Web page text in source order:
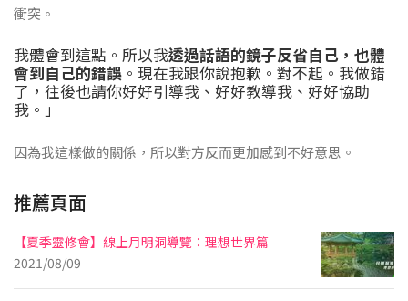
衝突。
我體會到這點。所以我透過話語的鏡子反省自己，也體
會到自己的錯誤 。現在我跟你說抱歉。對不起。我做錯
了，往後也請你好好引導我、好好教導我、好好協助
我。」
因為我這樣做的關係，所以對方反而更加感到不好意思。
推薦頁面
【夏季靈修會】線上月明洞導覽：理想世界篇
2021/08/09